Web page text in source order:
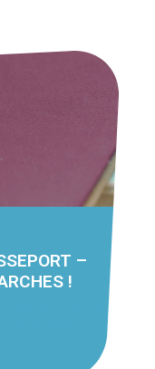
–
!
6 mois
de cartes ...